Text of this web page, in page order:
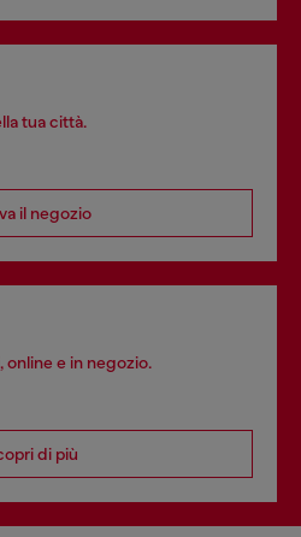
tua città.
il negozio
e in negozio.
di più